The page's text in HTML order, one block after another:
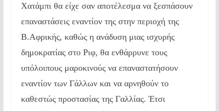
Χατάμπι θα είχε σαν αποτέλεσμα να ξεσπάσουν
επαναστάσεις εναντίον της στην περιοχή της
Β.Αφρικής, καθώς η ανάδυση μιας ισχυρής
δημοκρατίας στο Ριφ, θα ενθάρρυνε τους
υπόλοιπους μαροκινούς να επαναστατήσουν
εναντίον των Γάλλων και να αρνηθούν το
καθεστώς προστασίας της Γαλλίας. Έτσι